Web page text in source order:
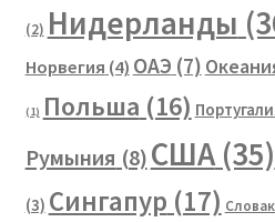
(2) Нидерланды
Норвегия (4) ОАЭ (7)
(1) Польша (16)
Румыния (8)США(35)
(3) Сингапур (17)